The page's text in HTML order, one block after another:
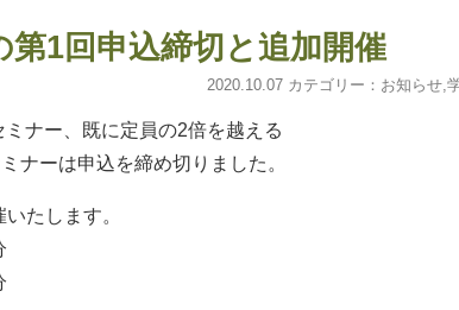
1回申込締切と追加開催
2020.10.07 カテゴリー： お知らせ
ナー、既に定員の2倍を越える
ナーは申込を締め切りました。
たします。